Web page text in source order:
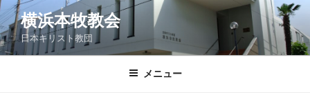
コ
ン
テ
ン
横浜本牧教会
日本キリスト教団
メニュー